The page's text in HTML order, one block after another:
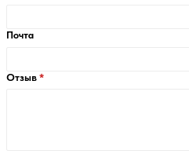
Почта
Отзыв